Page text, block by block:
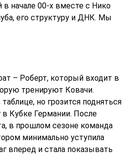
в начале 00-х вместе с Нико
его структуру и ДНК. Мы
– Роберт, который входит в
тренируют Ковачи.
но грозится подняться
Кубке Германии. После
в прошлом сезоне команда
минимально уступила
вперед и стала показывать